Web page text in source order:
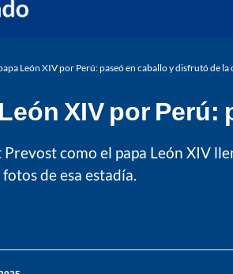
León XIV por Perú: paseó en caballo y disfrutó de la
XIV por
como el papa León XIV
de esa estadía.